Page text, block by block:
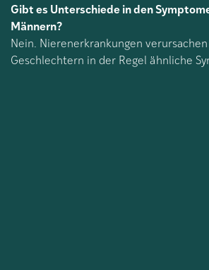
Gibt es Unterschiede in den
Männern?
Nein. Nierenerkrankungen
Geschlechtern in der Regel ähnliche